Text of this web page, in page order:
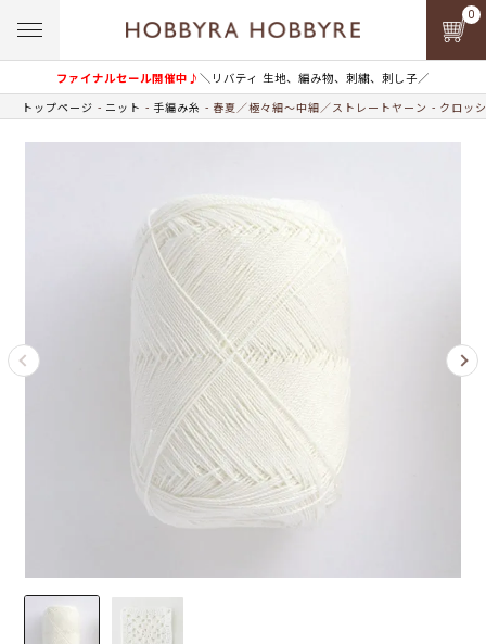
ファイナルセール開催中♪＼リバティ 生地、編み物、刺繍、刺し子／
0
トップページ ニット 手編み糸 春夏／極々細～中細／ストレートヤーン クロッ